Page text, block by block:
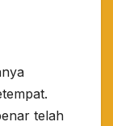
telah